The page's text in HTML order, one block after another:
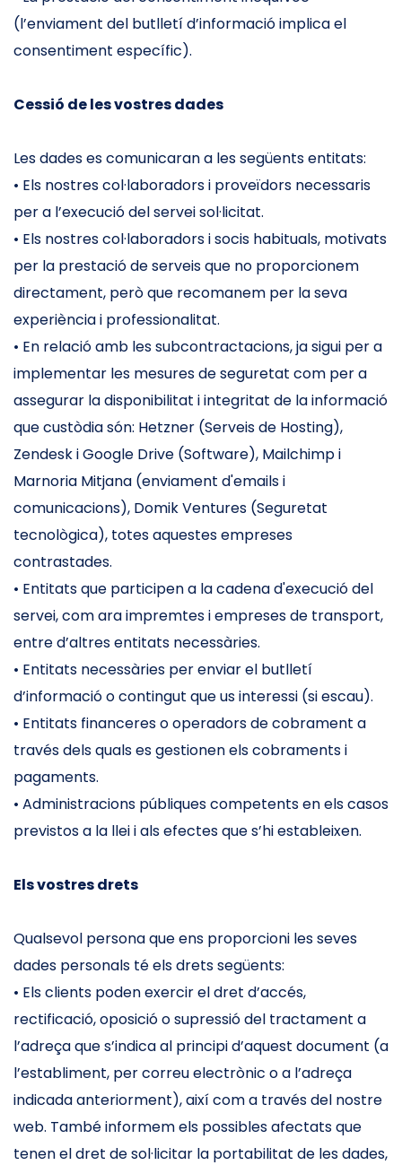
(l’enviament del butlletí d’informació implica el
consentiment específic).
Cessió de les vostres dades
Les dades es comunicaran a les següents entitats:
• Els nostres col·laboradors i proveïdors necessaris
per a l’execució del servei sol·licitat.
• Els nostres col·laboradors i socis habituals, motivats
per la prestació de serveis que no proporcionem
directament, però que recomanem per la seva
experiència i professionalitat.
• En relació amb les subcontractacions, ja sigui per a
implementar les mesures de seguretat com per a
assegurar la disponibilitat i integritat de la informació
que custòdia són: Hetzner (Serveis de Hosting),
Zendesk i Google Drive (Software), Mailchimp i
Marnoria Mitjana (enviament d'emails i
comunicacions), Domik Ventures (Seguretat
tecnològica), totes aquestes empreses
contrastades.
• Entitats que participen a la cadena d'execució del
servei, com ara impremtes i empreses de transport,
entre d’altres entitats necessàries.
• Entitats necessàries per enviar el butlletí
d’informació o contingut que us interessi (si escau).
• Entitats financeres o operadors de cobrament a
través dels quals es gestionen els cobraments i
pagaments.
• Administracions públiques competents en els casos
previstos a la llei i als efectes que s’hi estableixen.
Els vostres drets
Qualsevol persona que ens proporcioni les seves
dades personals té els drets següents:
• Els clients poden exercir el dret d’accés,
rectificació, oposició o supressió del tractament a
l’adreça que s’indica al principi d’aquest document (a
l’establiment, per correu electrònic o a l’adreça
indicada anteriorment), així com a través del nostre
web. També informem els possibles afectats que
tenen el dret de sol·licitar la portabilitat de les dades,